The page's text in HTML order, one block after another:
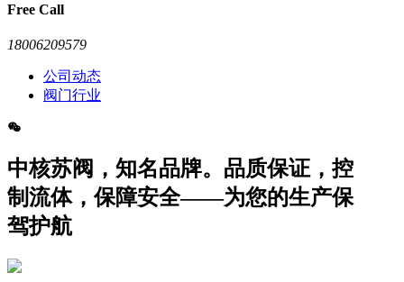
Free Call
18006209579
公司动态
阀门行业
中核苏阀，知名品牌。品质保证，控
制流体，保障安全——为您的生产保
驾护航